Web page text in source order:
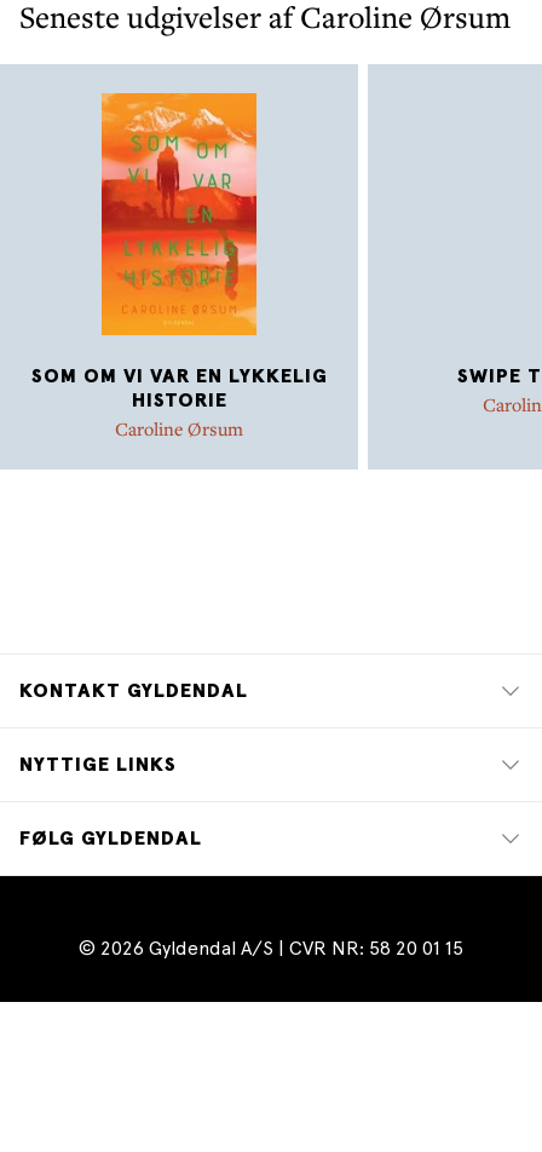
Seneste udgivelser af Caroline Ørsum
SOM OM VI VAR EN LYKKELIG
HISTORIE
Caroline Ørsum
SWIPE
KONTAKT GYLDENDAL
NYTTIGE LINKS
FØLG GYLDENDAL
© 2026 Gyldendal A/S | CVR NR: 58 20 01 15